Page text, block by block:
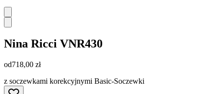
Nina Ricci VNR430
od718,00 zł
z soczewkami korekcyjnymi Basic-Soczewki